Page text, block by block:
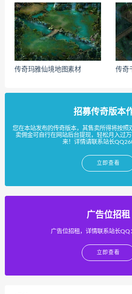
传奇玛雅仙境地图素材 传奇
招募传奇版本
您在本站发布的传奇版本，其售卖所得将按照
卖佣金可自行在网站后台提现，轻松月入过
来！详情请联系站长
立即查看
广告位招租
广告位招租，详情联系站长
立即查看